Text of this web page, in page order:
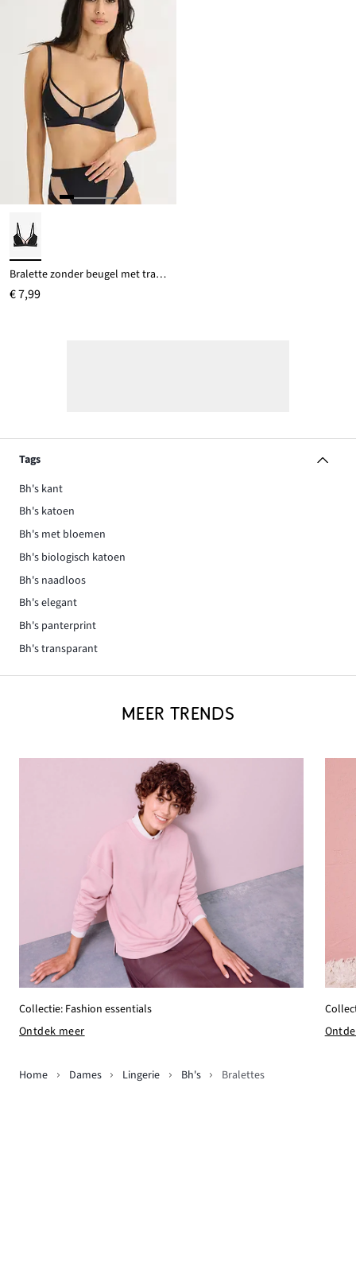
Bralette zonder beugel met transparante inzetstukken
€ 7,99
Tags
Bh's kant
Bh's katoen
Bh's met bloemen
Bh's biologisch katoen
Bh's naadloos
Bh's elegant
Bh's panterprint
Bh's transparant
MEER TRENDS
Collectie: Fashion essentials
Ontdek meer
Home Dames Lingerie Bh's Bralettes